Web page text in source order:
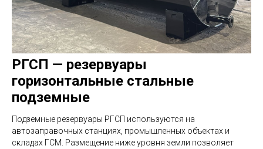
РГСП — резервуары
горизонтальные стальные
подземные
Подземные резервуары РГСП используются на
автозаправочных станциях, промышленных объектах и
складах ГСМ. Размещение ниже уровня земли позволяет